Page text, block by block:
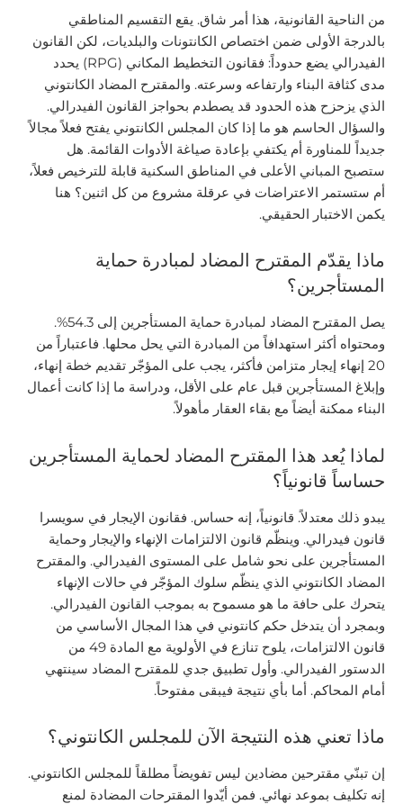
من الناحية القانونية، هذا أمر شاق. يقع التقسيم المناطقي
بالدرجة الأولى ضمن اختصاص الكانتونات والبلديات، لكن القانون
الفيدرالي يضع حدوداً: فقانون التخطيط المكاني (RPG) يحدد
مدى كثافة البناء وارتفاعه وسرعته. والمقترح المضاد الكانتوني
الذي يزحزح هذه الحدود قد يصطدم بحواجز القانون الفيدرالي.
والسؤال الحاسم هو ما إذا كان المجلس الكانتوني يفتح فعلاً مجالاً
جديداً للمناورة أم يكتفي بإعادة صياغة الأدوات القائمة. هل
ستصبح المباني الأعلى في المناطق السكنية قابلة للترخيص فعلاً،
أم ستستمر الاعتراضات في عرقلة مشروع من كل اثنين؟ هنا
يكمن الاختبار الحقيقي.
ماذا يقدّم المقترح المضاد لمبادرة حماية
المستأجرين؟
يصل المقترح المضاد لمبادرة حماية المستأجرين إلى 54.3%.
ومحتواه أكثر استهدافاً من المبادرة التي يحل محلها. فاعتباراً من
20 إنهاء إيجار متزامن فأكثر، يجب على المؤجّر تقديم خطة إنهاء،
وإبلاغ المستأجرين قبل عام على الأقل، ودراسة ما إذا كانت أعمال
البناء ممكنة أيضاً مع بقاء العقار مأهولاً.
لماذا يُعد هذا المقترح المضاد لحماية المستأجرين
حساساً قانونياً؟
يبدو ذلك معتدلاً. قانونياً، إنه حساس. فقانون الإيجار في سويسرا
قانون فيدرالي. وينظّم قانون الالتزامات الإنهاء والإيجار وحماية
المستأجرين على نحو شامل على المستوى الفيدرالي. والمقترح
المضاد الكانتوني الذي ينظّم سلوك المؤجّر في حالات الإنهاء
يتحرك على حافة ما هو مسموح به بموجب القانون الفيدرالي.
وبمجرد أن يتدخل حكم كانتوني في هذا المجال الأساسي من
قانون الالتزامات، يلوح تنازع في الأولوية مع المادة 49 من
الدستور الفيدرالي. وأول تطبيق جدي للمقترح المضاد سينتهي
أمام المحاكم. أما بأي نتيجة فيبقى مفتوحاً.
ماذا تعني هذه النتيجة الآن للمجلس الكانتوني؟
إن تبنّي مقترحين مضادين ليس تفويضاً مطلقاً للمجلس الكانتوني.
إنه تكليف بموعد نهائي. فمن أيّدوا المقترحات المضادة لمنع